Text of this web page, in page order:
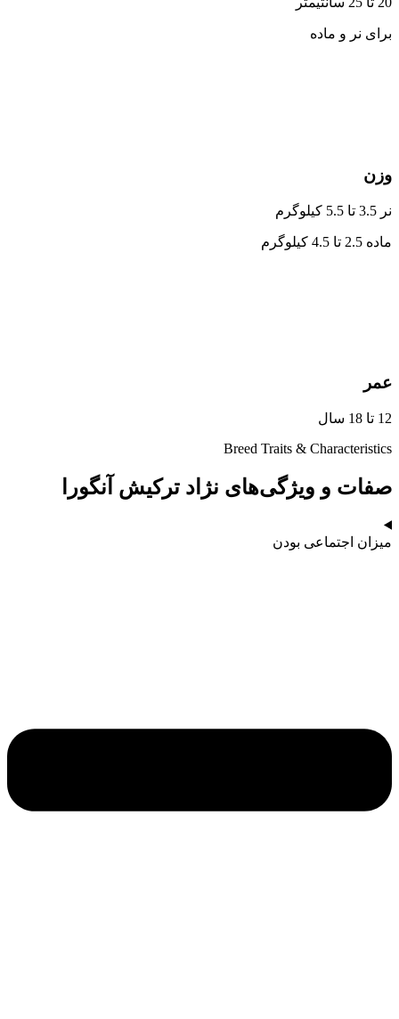
برای نر و ماده
وزن
نر 3.5 تا 5.5 کیلوگرم
ماده 2.5 تا 4.5 کیلوگرم
عمر
12 تا 18 سال
Breed Traits & Characteristics
صفات و ویژگی‌های نژاد ترکیش آنگورا
میزان اجتماعی بودن